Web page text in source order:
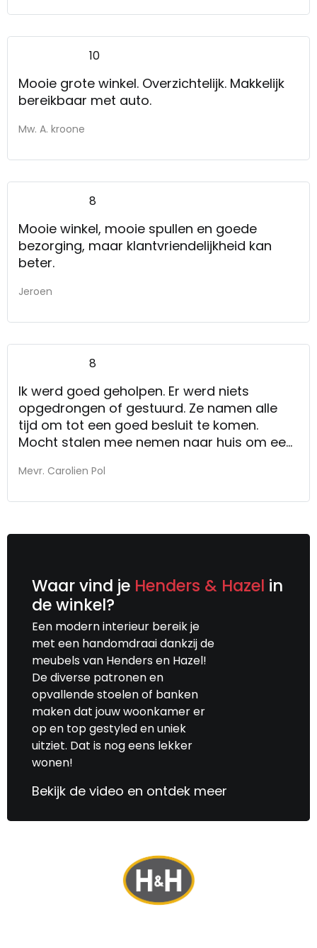
10
Mooie grote winkel. Overzichtelijk. Makkelijk
bereikbaar met auto.
Mw. A. kroone
8
Mooie winkel, mooie spullen en goede
bezorging, maar klantvriendelijkheid kan
beter.
Jeroen
8
Ik werd goed geholpen. Er werd niets
opgedrongen of gestuurd. Ze namen alle
tijd om tot een goed besluit te komen.
Mocht stalen mee nemen naar huis om een
de mensen zijn vriendelijk en nemen de tijd
Mevr. Carolien Pol
Waar vind je Henders & Hazel in
de winkel?
Een modern interieur bereik je
met een handomdraai dankzij de
meubels van Henders en Hazel!
De diverse patronen en
opvallende stoelen of banken
maken dat jouw woonkamer er
op en top gestyled en uniek
uitziet. Dat is nog eens lekker
wonen!
Bekijk de video en ontdek meer